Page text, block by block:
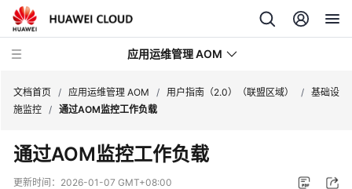
应用运维管理 AOM
最
新
动
文档首页 / 应用运维管理 AOM / 用户指南（2.0）（联盟区域） / 基础设
施监控 / 通过AOM监控工作负载
通过AOM监控工作负载
更新时间： 2026-01-07 GMT+08:00